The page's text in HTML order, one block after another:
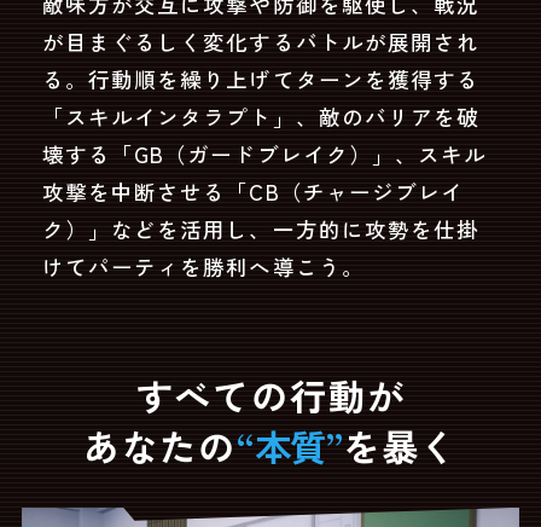
が目まぐるしく変化するバトルが展開され
る。行動順を繰り上げてターンを獲得する
「スキルインタラプト」、敵のバリアを破
壊する「GB（ガードブレイク）」、スキル
攻撃を中断させる「CB（チャージブレイ
ク）」などを活用し、一方的に攻勢を仕掛
けてパーティを勝利へ導こう。
すべての行動が
あなたの“本質”を暴く